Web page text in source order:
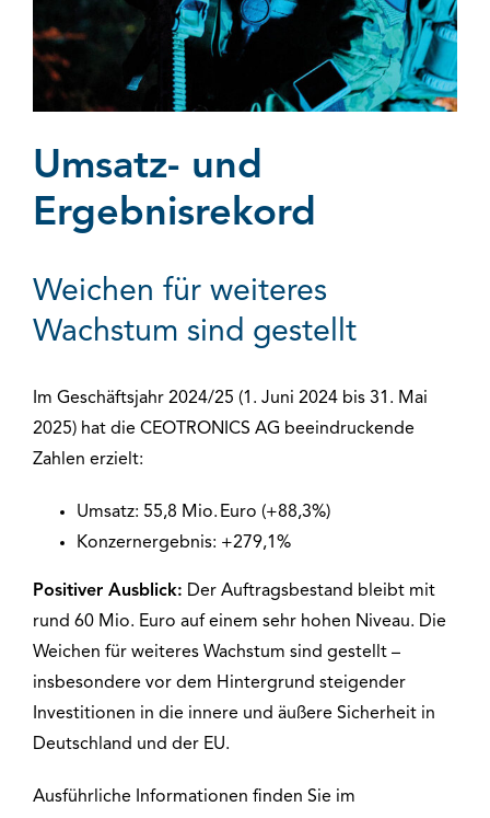
Umsatz- und
Ergebnisrekord
Weichen für weiteres
Wachstum sind gestellt
Im Geschäftsjahr 2024/25 (1. Juni 2024 bis 31. Mai
2025) hat die CEOTRONICS AG beeindruckende
Zahlen erzielt:
Umsatz: 55,8 Mio. Euro (+88,3%)
Konzernergebnis: +279,1%
Positiver Ausblick: Der Auftragsbestand bleibt mit
rund 60 Mio. Euro auf einem sehr hohen Niveau. Die
Weichen für weiteres Wachstum sind gestellt –
insbesondere vor dem Hintergrund steigender
Investitionen in die innere und äußere Sicherheit in
Deutschland und der EU.
Ausführliche Informationen finden Sie im